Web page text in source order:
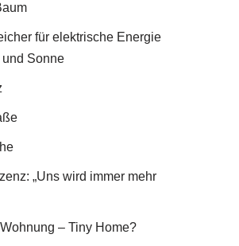
für elektrische Energie
Sonne
„Uns wird immer mehr
– Tiny Home?